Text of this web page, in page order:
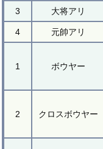
3 大将アリ
4 元帥アリ
1 ボウヤー
2 クロスボウヤー